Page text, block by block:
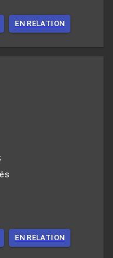
EN RELATION
EN RELATION